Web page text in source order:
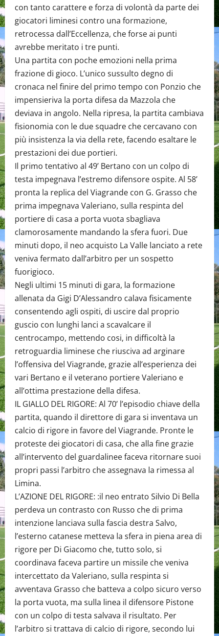
con tanto carattere e forza di volontà da parte dei
giocatori liminesi contro una formazione,
retrocessa dall’Eccellenza, che forse ai punti
avrebbe meritato i tre punti.
Una partita con poche emozioni nella prima
frazione di gioco. L’unico sussulto degno di
cronaca nel finire del primo tempo con Ponzio che
impensieriva la porta difesa da Mazzola che
deviava in angolo. Nella ripresa, la partita cambiava
fisionomia con le due squadre che cercavano con
più insistenza la via della rete, facendo esaltare le
prestazioni dei due portieri.
Il primo tentativo al 49’ Bertano con un colpo di
testa impegnava l’estremo difensore ospite. Al 58’
pronta la replica del Viagrande con G. Grasso che
prima impegnava Valeriano, sulla respinta del
portiere di casa a porta vuota sbagliava
clamorosamente mandando la sfera fuori. Due
minuti dopo, il neo acquisto La Valle lanciato a rete
veniva fermato dall’arbitro per un sospetto
fuorigioco.
Negli ultimi 15 minuti di gara, la formazione
allenata da Gigi D’Alessandro calava fisicamente
consentendo agli ospiti, di uscire dal proprio
guscio con lunghi lanci a scavalcare il
centrocampo, mettendo cosi, in difficoltà la
retroguardia liminese che riusciva ad arginare
l’offensiva del Viagrande, grazie all’esperienza dei
vari Bertano e il veterano portiere Valeriano e
all’ottima prestazione della difesa.
IL GIALLO DEL RIGORE: Al 70’ l’episodio chiave della
partita, quando il direttore di gara si inventava un
calcio di rigore in favore del Viagrande. Pronte le
proteste dei giocatori di casa, che alla fine grazie
all’intervento del guardalinee faceva ritornare suoi
propri passi l’arbitro che assegnava la rimessa al
Limina.
L’AZIONE DEL RIGORE: :il neo entrato Silvio Di Bella
perdeva un contrasto con Russo che di prima
intenzione lanciava sulla fascia destra Salvo,
l’esterno catanese metteva la sfera in piena area di
rigore per Di Giacomo che, tutto solo, si
coordinava faceva partire un missile che veniva
intercettato da Valeriano, sulla respinta si
avventava Grasso che batteva a colpo sicuro verso
la porta vuota, ma sulla linea il difensore Pistone
con un colpo di testa salvava il risultato. Per
l’arbitro si trattava di calcio di rigore, secondo lui